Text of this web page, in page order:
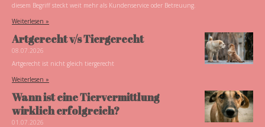
diesem Begriff steckt weit mehr als Kundenservice oder Betreuung.
Weiterlesen »
Artgerecht v/s Tiergerecht
08.07.2026
Artgerecht ist nicht gleich tiergerecht
Weiterlesen »
Wann ist eine Tiervermittlung
wirklich erfolgreich?
01.07.2026